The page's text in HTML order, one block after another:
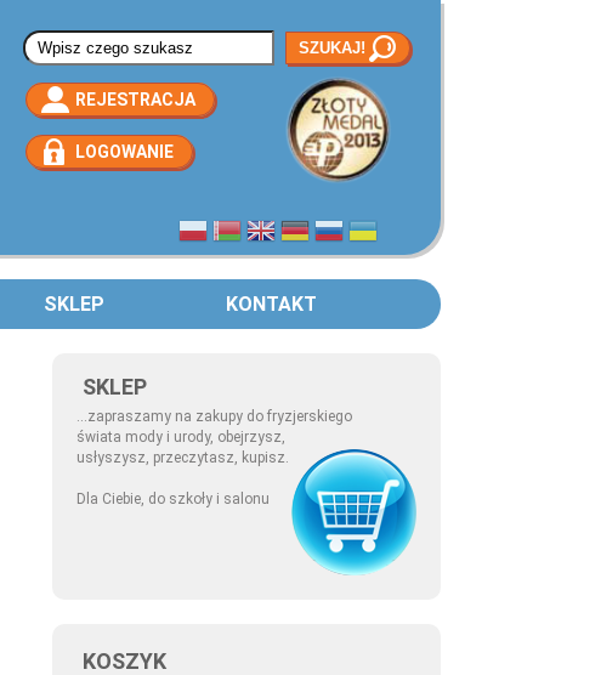
Formularz wyszukiwania
REJESTRACJA
LOGOWANIE
SKLEP KONTAKT
SKLEP
...zapraszamy na zakupy do fryzjerskiego
świata mody i urody, obejrzysz,
usłyszysz, przeczytasz, kupisz.
Dla Ciebie, do szkoły i salonu
KOSZYK
& Fashion Days Düsseldorf 2015